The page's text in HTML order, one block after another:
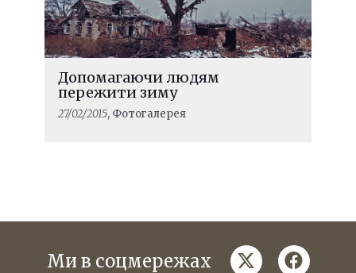
Допомагаючи людям
пережити зиму
27/02/2015, Фотогалерея
Ми в соцмережах twitter